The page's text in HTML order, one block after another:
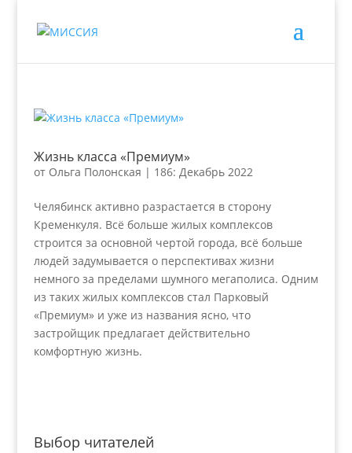
Жизнь класса «Премиум»
от Ольга Полонская | 186: Декабрь 2022
Челябинск активно разрастается в сторону
Кременкуля. Всё больше жилых комплексов
строится за основной чертой города, всё больше
людей задумывается о перспективах жизни
немного за пределами шумного мегаполиса. Одним
из таких жилых комплексов стал Парковый
«Премиум» и уже из названия ясно, что
застройщик предлагает действительно
комфортную жизнь.
Выбор читателей